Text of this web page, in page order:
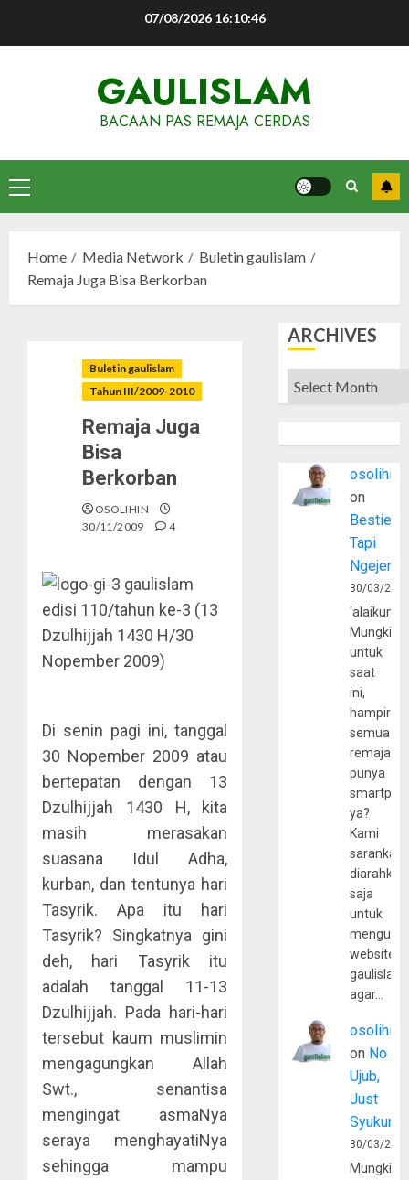
07/08/2026 16:10:47
GAULISLAM
BACAAN PAS REMAJA CERDAS
Primary
Menu
Home Media Network
Buletin gaulislam
Remaja Juga Bisa Berkorban
Buletin gaulislam
Tahun III/2009-2010
Remaja Juga
Bisa
Berkorban
OSOLIHIN
30/11/2009
4
gaulislam
edisi 110/tahun ke-3 (13
Dzulhijjah 1430 H/30
Nopember 2009)
Di senin pagi ini, tanggal
30 Nopember 2009 atau
bertepatan dengan 13
Dzulhijjah 1430 H, kita
masih merasakan
suasana Idul Adha,
kurban, dan tentunya hari
Tasyrik. Apa itu hari
Tasyrik? Singkatnya gini
deh, hari Tasyrik itu
adalah tanggal 11-13
Dzulhijjah. Pada hari-hari
tersebut kaum muslimin
mengagungkan Allah
Swt., senantisa
mengingat asmaNya
seraya menghayatiNya
sehingga mampu
ARCHIVES
Archives
osolihin
on
Bestie
Tapi
30/03/
Mungkin
untuk
saat
ini,
hampir
semua
remaja
punya
ya?
Kami
sarankan,
diarahkan
saja
untuk
website
agar…
osolihin
on No
Ujub,
Just
Syukur
30/03/
Mungkin